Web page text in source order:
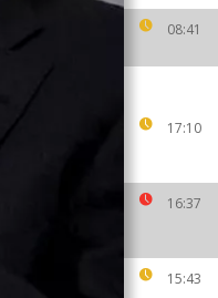
08:41
17:10
16:37
15:43